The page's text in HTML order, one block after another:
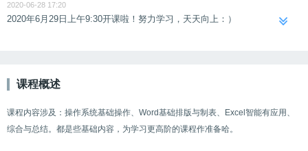
2020-06-28 17:20
2020年6月29日上午9:30开课啦！努力学习，天天向上：）
课程概述
课程内容涉及：操作系统基础操作、Word基础排版与制表、Excel智能有应用、
综合与总结。都是些基础内容，为学习更高阶的课程作准备哈。